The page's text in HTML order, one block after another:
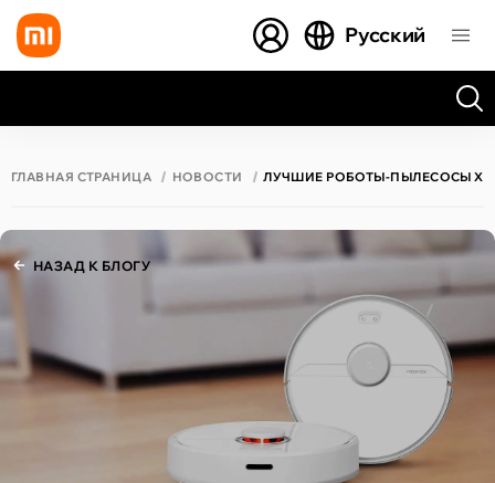
Русский
ГЛАВНАЯ СТРАНИЦА НОВОСТИ ЛУЧШИЕ РОБОТЫ-ПЫЛЕСОСЫ
НАЗАД К БЛОГУ